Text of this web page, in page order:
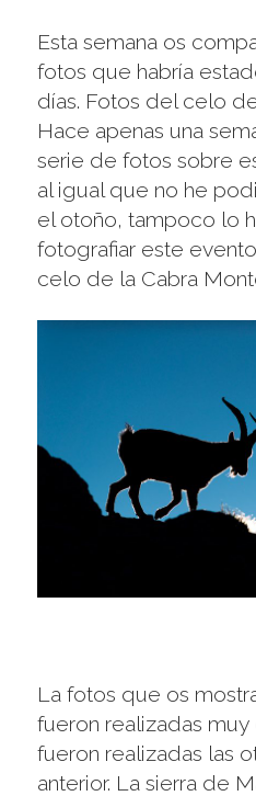
Esta semana os
fotos que habría
días. Fotos del celo
Hace apenas una
serie de fotos sobre
al igual que no he
el otoño, tampoco lo
fotografiar este
celo de la Cabra
La fotos que os
fueron realizadas
fueron realizadas las
anterior. La sierra de